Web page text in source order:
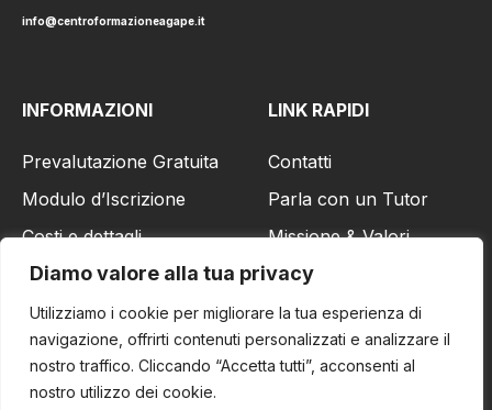
Diamo valore alla tua privacy
Utilizziamo i cookie per migliorare la tua esperienza di
navigazione, offrirti contenuti personalizzati e analizzare il
nostro traffico. Cliccando “Accetta tutti”, acconsenti al
nostro utilizzo dei cookie.
info@centroformazioneagape.it
INFORMAZIONI
Prevalutazione Gratuita
Modulo d’Iscrizione
Costi e dettagli
Richiedi Informazioni
LINK RAPIDI
Contatti
Parla con un Tutor
Missione & Valori
Visita il sito Aziendale